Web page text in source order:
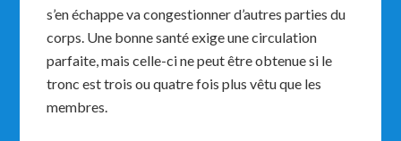
s’en échappe va congestionner d’autres parties du
corps. Une bonne santé exige une circulation
parfaite, mais celle-ci ne peut être obtenue si le
tronc est trois ou quatre fois plus vêtu que les
membres.